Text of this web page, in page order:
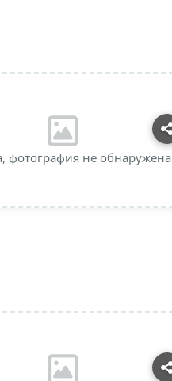
фотография не обнаружена